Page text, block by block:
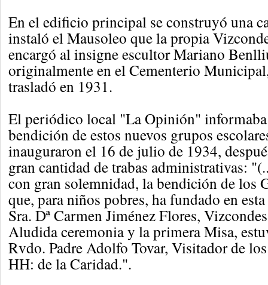
En el edificio principal se construyó una
instaló el Mausoleo que la propia
encargó al insigne escultor Mariano
originalmente en el Cementerio
trasladó en 1931.
El periódico local "La Opinión" informaba
bendición de estos nuevos grupos
inauguraron el 16 de julio de 1934,
gran cantidad de trabas administrativas:
con gran solemnidad, la bendición de los
que, para niños pobres, ha fundado en
Sra. Dª Carmen Jiménez Flores,
Aludida ceremonia y la primera Misa,
Rvdo. Padre Adolfo Tovar, Visitador de
HH: de la Caridad.".